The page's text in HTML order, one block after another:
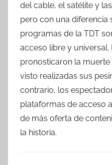
del cable, el satélite y
pero con una diferencia
programas de la TDT
acceso libre y
pronosticaron la muerte
visto realizadas sus
contrario, los
plataformas de acceso
de más oferta de
la historia.